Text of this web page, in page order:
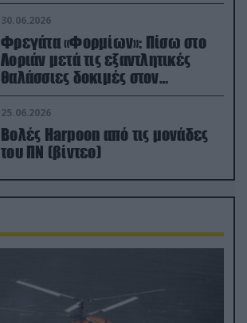
30.06.2026
Φρεγάτα «Φορμίων»: Πίσω στο
Λοριάν μετά τις εξαντλητικές
θαλάσσιες δοκιμές στον
απαιτητικό Βισκαϊκό
25.06.2026
Βολές Harpoon από τις μονάδες
του ΠΝ (βίντεο)